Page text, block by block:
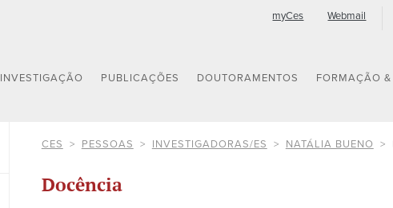
myCes Webmail
INVESTIGAÇÃO PUBLICAÇÕES DOUTORAMENTOS FORMAÇÃO
CES PESSOAS INVESTIGADORAS/ES NATÁLIA BUENO
Docência